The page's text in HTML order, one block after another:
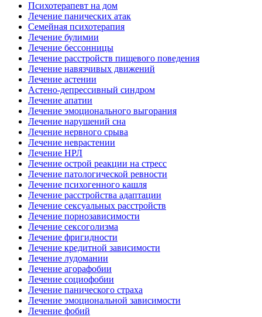
Психотерапевт на дом
Лечение панических атак
Семейная психотерапия
Лечение булимии
Лечение бессонницы
Лечение расстройств пищевого поведения
Лечение навязчивых движений
Лечение астении
Астено-депрессивный синдром
Лечение апатии
Лечение эмоционального выгорания
Лечение нарушений сна
Лечение нервного срыва
Лечение неврастении
Лечение НРЛ
Лечение острой реакции на стресс
Лечение патологической ревности
Лечение психогенного кашля
Лечение расстройства адаптации
Лечение сексуальных расстройств
Лечение порнозависимости
Лечение сексоголизма
Лечение фригидности
Лечение кредитной зависимости
Лечение лудомании
Лечение агорафобии
Лечение социофобии
Лечение панического страха
Лечение эмоциональной зависимости
Лечение фобий